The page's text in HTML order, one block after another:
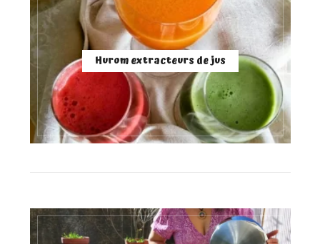
Hurom extracteurs de jus